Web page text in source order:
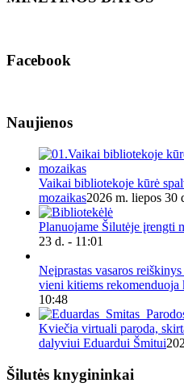
Facebook
Naujienos
Vaikai bibliotekoje kūrė
mozaikas2026 m. liepos 30
Planuojame Šilutėje įrengti
23 d. - 11:01
Neįprastas vasaros
vieni kitiems rekomenduoja
10:48
Kviečia virtuali paroda,
dalyviui Eduardui Šmitui
Šilutės knygininkai